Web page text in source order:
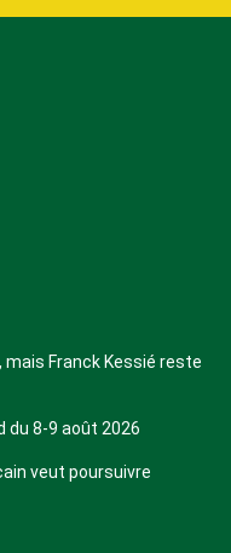
mais Franck Kessié reste
du 8-9 août 2026
veut poursuivre